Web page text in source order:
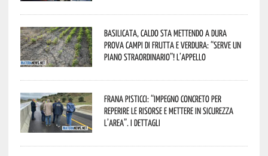
Basilicata, caldo sta mettendo a dura
prova campi di frutta e verdura: “Serve un
piano straordinario”! L’appello
Frana Pisticci: “Impegno concreto per
reperire le risorse e mettere in sicurezza
l’area”. I dettagli